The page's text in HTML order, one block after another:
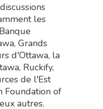
les
Grands
d'Ottawa, la
Ruckify,
de l'Est
Foundation of
autres.